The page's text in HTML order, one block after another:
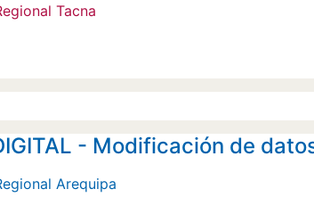
Tacna
- Modificación de
Arequipa